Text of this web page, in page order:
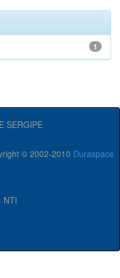
1
SERGIPE
© 2002-2010 Duraspace
NTI